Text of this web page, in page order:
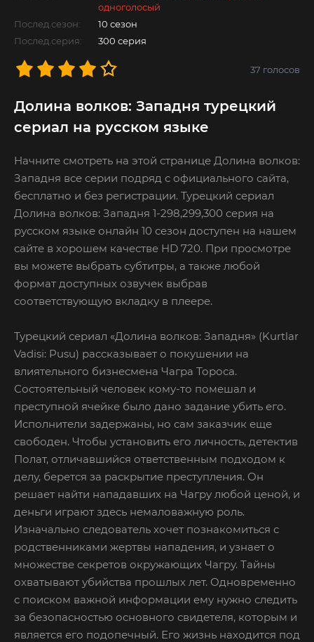
одноголосый
Послед.сезон:
10 сезон
Послед.серия:
300 серия
37 голосов
Долина волков: Западня турецкий
сериал на русском языке
Начните смотреть на этой странице Долина волков:
Западня все серии подряд с официального сайта,
бесплатно и без регистрации. Турецкий сериал
Долина волков: Западня 1-298,299,300 серия на
русском языке онлайн 10 сезон доступен на нашем
сайте в хорошем качестве HD 720. При просмотре
вы можете выбрать субтитры, а также любой
формат доступных озвучек выбрав
соответствующую вкладку в плеере.
Турецкий сериал «Долина волков: Западня» (Kurtlar
Vadisi: Pusu) рассказывает о покушении на
влиятельного бизнесмена Чагра Тороса.
Состоятельный человек кому-то помешал и
преступной ячейке было дано задание убить его.
Исполнители задержаны, но сам заказчик еще
свободен. Чтобы установить его личность, детектив
Полат, отличавшийся ответственным подходом к
делу, берется за раскрытие преступления. Он
решает найти нападавших на Чагру любой ценой, и
деньги играют здесь немаловажную роль.
Изначально следователь хочет познакомиться с
родственниками жертвы нападения, и узнает о
множестве секретов окружающих Чагру. Тайны
охватывают убийства прошлых лет. Одновременно
с поиском важной информации ему нужно следить
за безопасностью основного свидетеля, которым и
является его подопечный. Его жизнь находится под